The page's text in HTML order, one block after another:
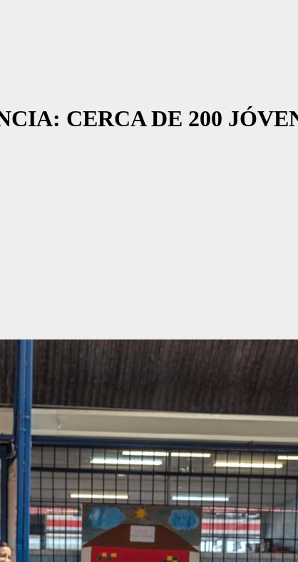
CERCA DE 200